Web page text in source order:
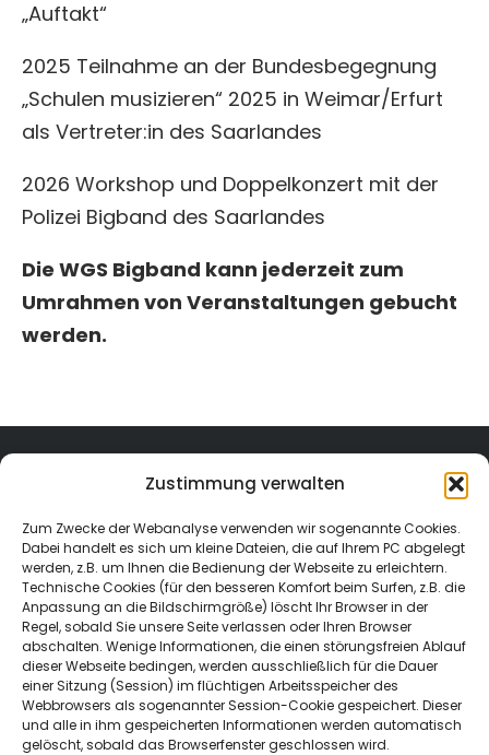
Zustimmung verwalten
Zum Zwecke der Webanalyse verwenden wir sogenannte Cookies.
Dabei handelt es sich um kleine Dateien, die auf Ihrem PC abgelegt
werden, z.B. um Ihnen die Bedienung der Webseite zu erleichtern.
Technische Cookies (für den besseren Komfort beim Surfen, z.B. die
Anpassung an die Bildschirmgröße) löscht Ihr Browser in der
Regel, sobald Sie unsere Seite verlassen oder Ihren Browser
abschalten. Wenige Informationen, die einen störungsfreien Ablauf
dieser Webseite bedingen, werden ausschließlich für die Dauer
einer Sitzung (Session) im flüchtigen Arbeitsspeicher des
Webbrowsers als sogenannter Session-Cookie gespeichert. Dieser
und alle in ihm gespeicherten Informationen werden automatisch
gelöscht, sobald das Browserfenster geschlossen wird.
„Auftakt“
2025 Teilnahme an der Bundesbegegnung
„Schulen musizieren“ 2025 in Weimar/Erfurt
als Vertreter:in des Saarlandes
2026 Workshop und Doppelkonzert mit der
Polizei Bigband des Saarlandes
Die WGS Bigband kann jederzeit zum
Umrahmen von Veranstaltungen gebucht
werden.